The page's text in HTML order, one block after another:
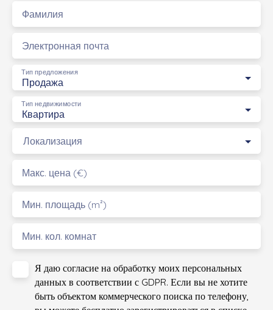
Фамилия
Электронная почта
Продажа
Тип предложения
Квартира
Тип недвижимости
Локализация
Макс. цена (€)
Мин. площадь (m²)
Мин. кол. комнат
Я даю согласие на обработку моих персональных
данных в соответствии с GDPR. Если вы не хотите
быть объектом коммерческого поиска по телефону,